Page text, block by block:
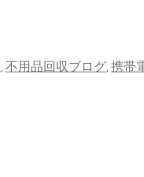
,不用品回収ブログ,携帯